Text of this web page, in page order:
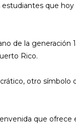
que hoy
de la generación
Rico.
otro símbolo
que ofrece